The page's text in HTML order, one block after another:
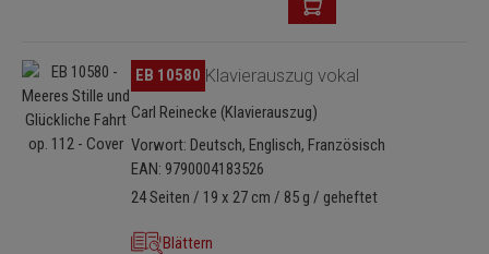
Bildergalerie überspringen
EB 10580 Klavierauszug vokal
Carl Reinecke (Klavierauszug)
Vorwort: Deutsch, Englisch, Französisch
EAN: 9790004183526
24 Seiten / 19 x 27 cm / 85 g / geheftet
Blättern